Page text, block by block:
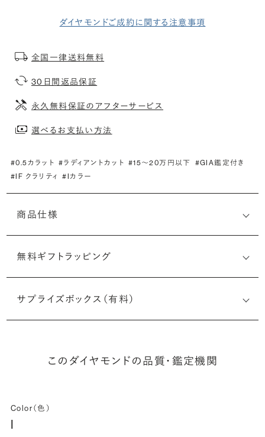
ダイヤモンドご成約に関する注意事項
全国一律送料無料
30日間返品保証
永久無料保証のアフターサービス
選べるお支払い方法
#0.5カラット #ラディアントカット #15〜20万円以下 #GIA鑑定付き
#IF クラリティ
#Iカラー
商品仕様
無料ギフトラッピング
サプライズボックス（有料）
このダイヤモンドの品質・鑑定機関
Color（色）
I